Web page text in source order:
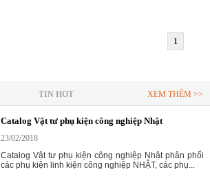
1
TIN HOT XEM THÊM >>
Catalog Vật tư phụ kiện công nghiệp Nhật
23/02/2018
Catalog Vật tư phụ kiện công nghiệp Nhật phân phối
các phụ kiện linh kiện công nghiệp NHẬT, các phụ...